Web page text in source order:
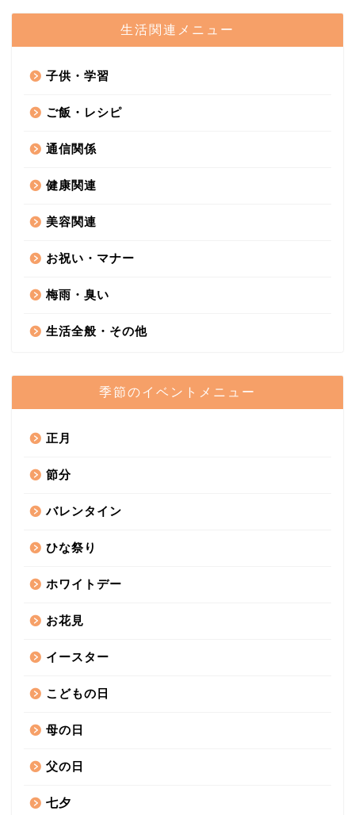
生活関連メニュー
子供・学習
ご飯・レシピ
通信関係
健康関連
美容関連
お祝い・マナー
梅雨・臭い
生活全般・その他
季節のイベントメニュー
正月
節分
バレンタイン
ひな祭り
ホワイトデー
お花見
イースター
こどもの日
母の日
父の日
七夕